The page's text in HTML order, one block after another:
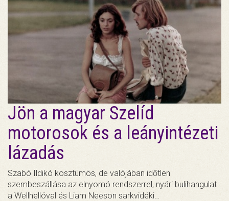
Jön a magyar Szelíd
motorosok és a leányintézeti
lázadás
Szabó Ildikó kosztümös, de valójában időtlen
szembeszállása az elnyomó rendszerrel, nyári bulihangulat
a Wellhellóval és Liam Neeson sarkvidéki…